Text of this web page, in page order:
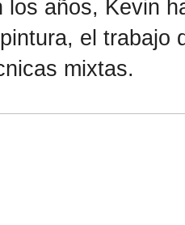
los años, Kevin
el trabajo
mixtas.